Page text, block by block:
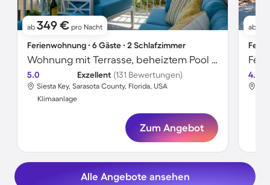
ab 349 € pro Nacht
Ferienwohnung ∙ 6 Gäste ∙ 2 Schlafzimmer
Wohnung mit Terrasse, beheiztem Pool und Grill
5.0 Exzellent (131 Bewertungen)
Siesta Key, Sarasota County, Florida, USA
Klimaanlage
Zum Angebot
ab
4.8
Alle Angebote ansehen